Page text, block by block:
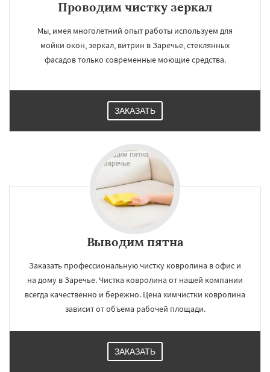
Проводим чистку зеркал
Мы, имея многолетний опыт работы используем для
мойки окон, зеркал, витрин в Заречье, стеклянных
фасадов только современные моющие средства.
ЗАКАЗАТЬ
Выводим пятна
Заказать профессиональную чистку ковролина в офис и
на дому в Заречье. Чистка ковролина от нашей компании
всегда качественно и бережно. Цена химчистки ковролина
зависит от объема рабочей площади.
ЗАКАЗАТЬ